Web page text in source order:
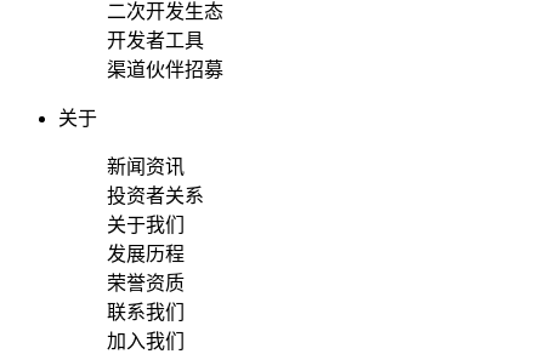
二次开发生态
开发者工具
渠道伙伴招募
关于
新闻资讯
投资者关系
关于我们
发展历程
荣誉资质
联系我们
加入我们